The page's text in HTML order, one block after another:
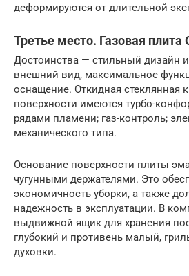
деформируются от длительной
Третье место. Газовая
Достоинства — стильный дизайн
внешний вид, максимальное
оснащение. Откидная стеклянная
поверхности имеются турбо-
рядами пламени; газ-контроль;
механического типа.
Основание поверхности плиты
чугунными держателями. Это
экономичность уборки, а также
надежность в эксплуатации. В
выдвижной ящик для хранения
глубокий и противень малый,
духовки.